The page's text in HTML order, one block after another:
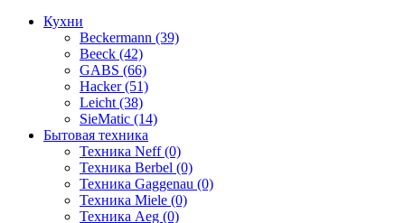
Кухни
Beckermann (39)
Beeck (42)
GABS (66)
Hacker (51)
Leicht (38)
SieMatic (14)
Бытовая техника
Техника Neff (0)
Техника Berbel (0)
Техника Gaggenau (0)
Техника Miele (0)
Техника Aeg (0)